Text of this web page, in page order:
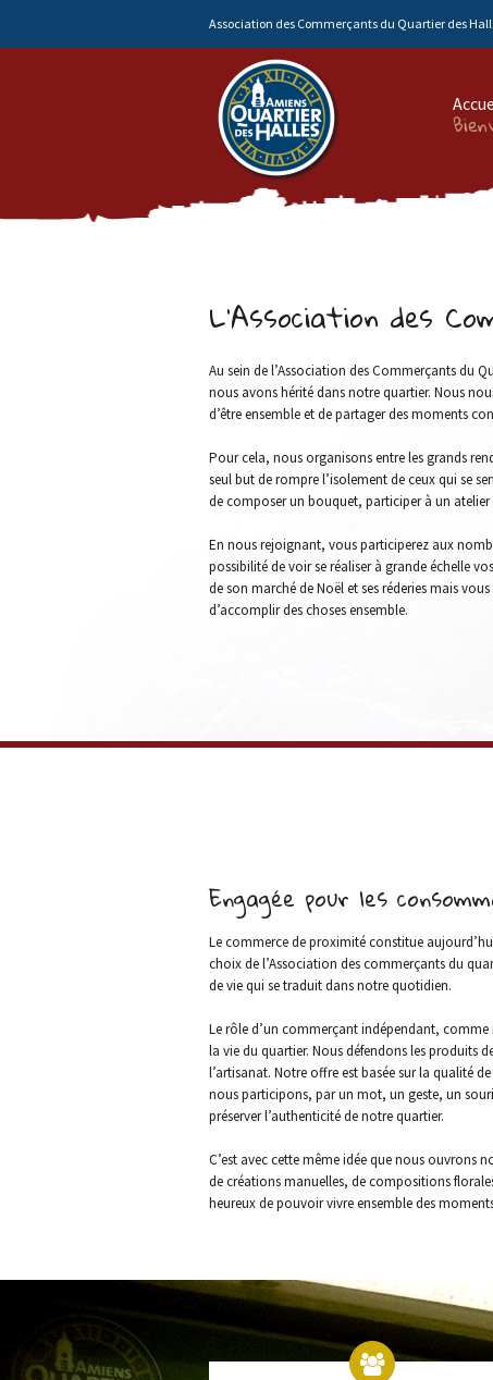
Association des Commerçants du Quartier des
L’Association des
Au sein de l’Association des Commerçants du
nous avons hérité dans notre quartier. Nous
d’être ensemble et de partager des moments
Pour cela, nous organisons entre les grands
seul but de rompre l’isolement de ceux qui se
de composer un bouquet, participer à un
En nous rejoignant, vous participerez aux
possibilité de voir se réaliser à grande échelle
de son marché de Noël et ses réderies mais
d’accomplir des choses ensemble.
Engagée pour les
Le commerce de proximité constitue
choix de l’Association des commerçants du
de vie qui se traduit dans notre quotidien.
Le rôle d’un commerçant indépendant,
la vie du quartier. Nous défendons les produits
l’artisanat. Notre offre est basée sur la qualité
nous participons, par un mot, un geste, un
préserver l’authenticité de notre quartier.
C’est avec cette même idée que nous ouvrons
de créations manuelles, de compositions
heureux de pouvoir vivre ensemble des